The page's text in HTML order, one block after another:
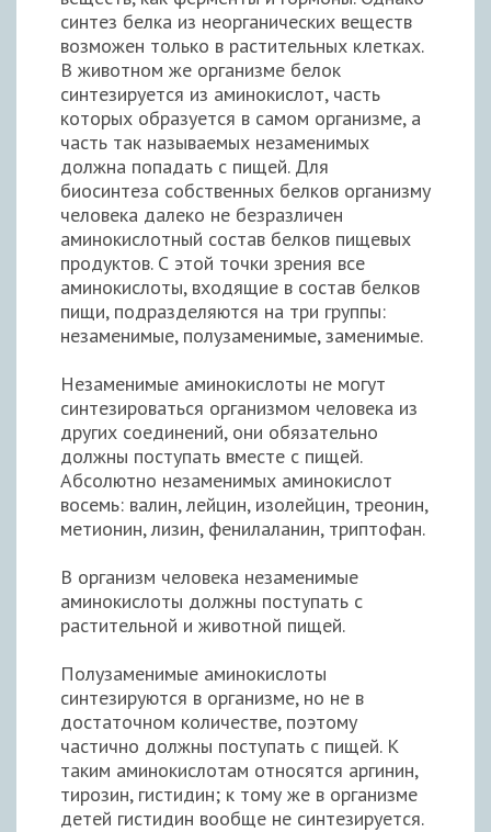
синтез белка из неорганических веществ
возможен только в растительных клетках.
В животном же организме белок
синтезируется из аминокислот, часть
которых образуется в самом организме, а
часть так называемых незаменимых
должна попадать с пищей. Для
биосинтеза собственных белков организму
человека далеко не безразличен
аминокислотный состав белков пищевых
продуктов. С этой точки зрения все
аминокислоты, входящие в состав белков
пищи, подразделяются на три группы:
незаменимые, полузаменимые, заменимые.
Незаменимые аминокислоты не могут
синтезироваться организмом человека из
других соединений, они обязательно
должны поступать вместе с пищей.
Абсолютно незаменимых аминокислот
восемь: валин, лейцин, изолейцин, треонин,
метионин, лизин, фенилаланин, триптофан.
В организм человека незаменимые
аминокислоты должны поступать с
растительной и животной пищей.
Полузаменимые аминокислоты
синтезируются в организме, но не в
достаточном количестве, поэтому
частично должны поступать с пищей. К
таким аминокислотам относятся аргинин,
тирозин, гистидин; к тому же в организме
детей гистидин вообще не синтезируется.